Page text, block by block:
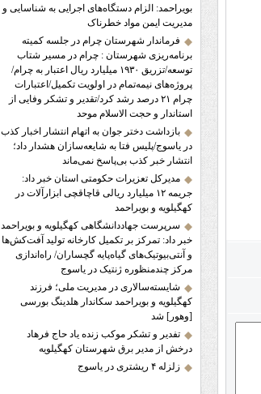
بویراحمد: الزام دستگاه‌های اجرایی به شناسایی و
مدیریت ایمن مواد خطرناک
فرماندار شهرستان چرام در جلسه کمیته
برنامه‌ریزی شهرستان : چرام در مسیر شتاب
توسعه/تزریق ۱۹۳۰ میلیارد ریال اعتبار به چرام/
پروژه‌های نیمه‌تمام در اولویت تکمیل/اعتبارات
چرام ۲۱ درصد رشد کرد/تقدیر و تشکر وفایی از
استاندار و حجت الاسلام موحد
بازداشت دختر جوان به اتهام انتشار اخبار کذب
در یاسوج/پلیس فتا به شایعه‌سازان هشدار داد؛
انتشار خبر کذب بی‌پاسخ نمی‌ماند
مدیرکل تعزیرات حکومتی استان خبر داد:
جریمه ۱۲ میلیارد ریالی قاچاقچی ابزارآلات در
کهگیلویه و بویراحمد
سرپرست جهاددانشگاهی کهگیلویه و بویراحمد
خبر داد: تمرکز بر تکمیل کارخانه تولید آفت‌کش‌ها
و آنتی‌بیوتیک‌های گیاه‌پایه گچساران/ راه‌اندازی
مرکز چندمنظوره ژنتیک در یاسوج
شایسته‌سالاری در مدیریت ملی؛ فرزند
کهگیلویه و بویراحمد سکاندار هلدینگ بورسی
[وهور] شد
تفدیر و تشکر موکب زنده یاد حاج فرهاد
درخش از مدیر برق شهرستان کهگیلویه
زلزله ۴ ریشتری در یاسوج